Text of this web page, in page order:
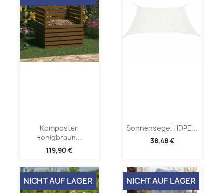
Komposter
Honigbraun...
119,90 €
Sonnensegel HDPE...
38,48 €
NICHT AUF LAGER NICHT AUF LAGER